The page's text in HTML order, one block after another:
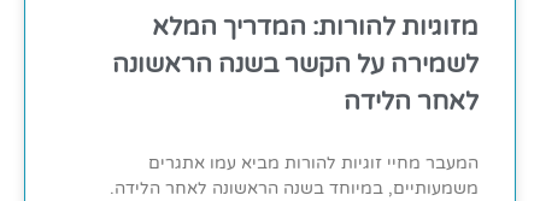
מזוגיות להורות: המדריך המלא
לשמירה על הקשר בשנה הראשונה
לאחר הלידה
המעבר מחיי זוגיות להורות מביא עמו אתגרים
משמעותיים, במיוחד בשנה הראשונה לאחר הלידה.